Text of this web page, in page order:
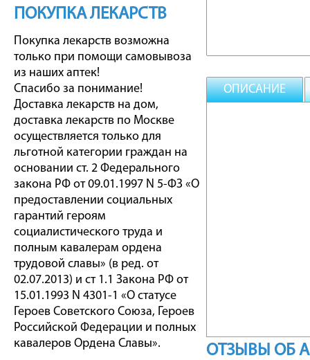
ПОКУПКА ЛЕКАРСТВ
Покупка лекарств возможна
только при помощи самовывоза
из наших аптек!
Спасибо за понимание!
Доставка лекарств на дом,
доставка лекарств по Москве
осуществляется только для
льготной категории граждан на
основании ст. 2 Федерального
закона РФ от 09.01.1997 N 5-ФЗ «О
предоставлении социальных
гарантий героям
социалистического труда и
полным кавалерам ордена
трудовой славы» (в ред. от
02.07.2013) и ст 1.1 Закона РФ от
15.01.1993 N 4301-1 «О статусе
Героев Советского Союза, Героев
Российской Федерации и полных
кавалеров Ордена Славы».
ОПИСАНИЕ
ОТЗЫВЫ ОБ